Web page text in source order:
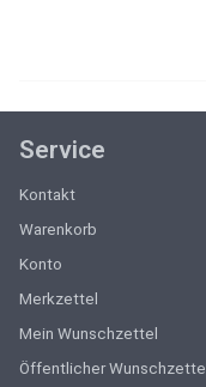
Service
Kontakt
Warenkorb
Konto
Merkzettel
Mein Wunschzettel
Öffentlicher Wunschzettel